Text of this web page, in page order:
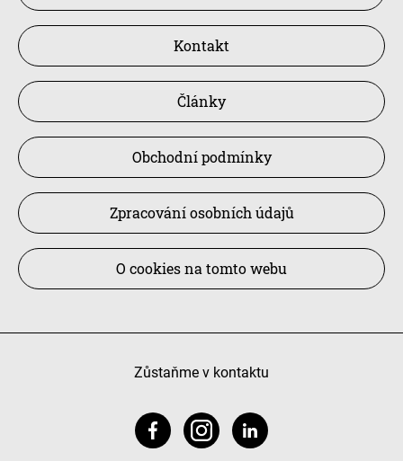
Kontakt
Články
Obchodní podmínky
Zpracování osobních údajů
O cookies na tomto webu
Zůstaňme v kontaktu